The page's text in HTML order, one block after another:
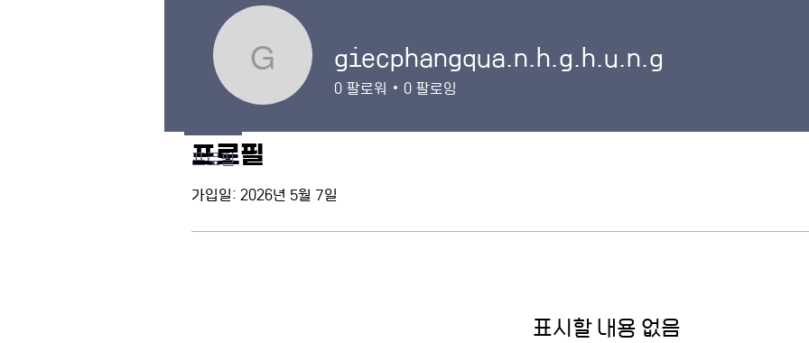
프로필
가입일: 2026년 5월 7일
표시할 내용 없음
giecphangqua.n.h.g.h.u.n.g
giecphangqua.n.h.g.h.u.n.g
0 팔로워 0 팔로잉
프로필